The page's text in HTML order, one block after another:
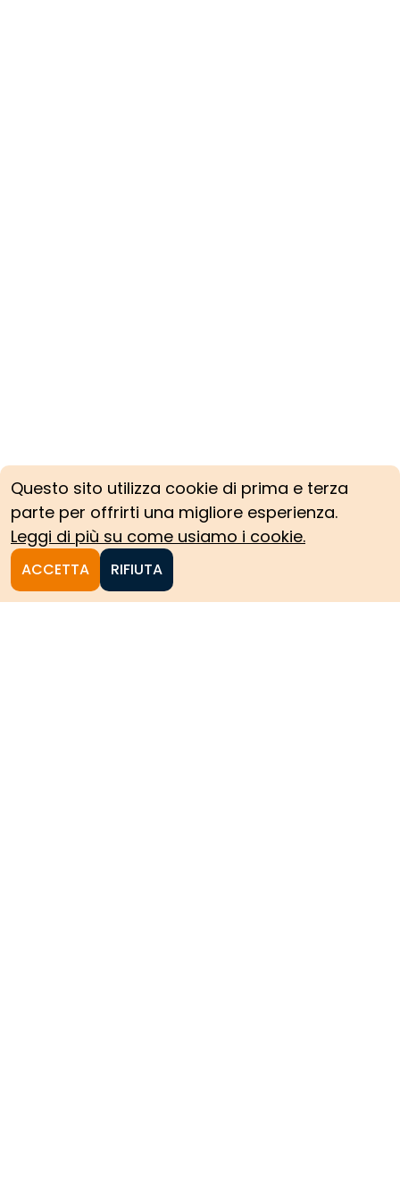
Questo sito utilizza cookie di prima e terza
parte per offrirti una migliore esperienza.
Leggi di più su come usiamo i cookie.
ACCETTA RIFIUTA